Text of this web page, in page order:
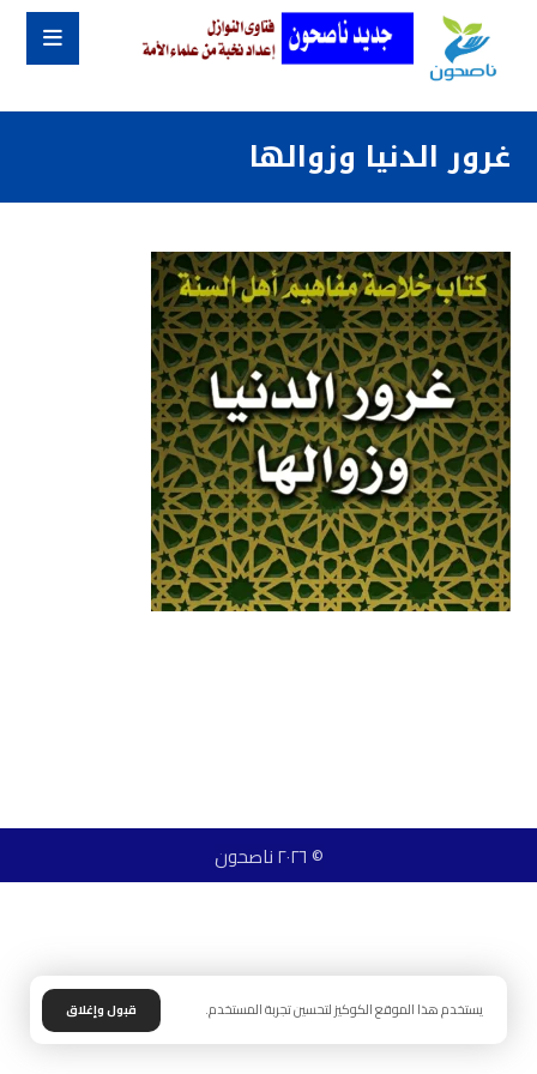
غرور الدنيا وزوالها
© ٢٠٢٦ ناصحون
يستخدم هذا الموقع الكوكيز لتحسين تجربة المستخدم. قبول وإغلاق